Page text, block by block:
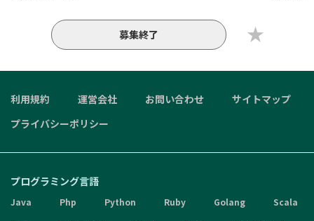
募集終了
利用規約 運営会社 お問い合わせ
サイトマップ
プライバシーポリシー
プログラミング言語
Java Php Python Ruby Golang
Scala